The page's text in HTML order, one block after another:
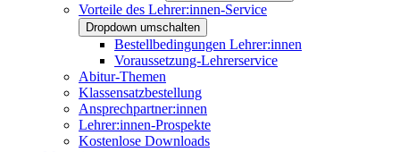
Vorteile des Lehrer:innen-Service
Dropdown umschalten
Bestellbedingungen Lehrer:innen
Voraussetzung-Lehrerservice
Abitur-Themen
Klassensatzbestellung
Ansprechpartner:innen
Lehrer:innen-Prospekte
Kostenlose Downloads